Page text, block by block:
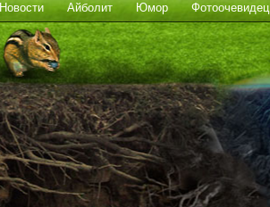
Новости Айболит Юмор Фотоочевидец